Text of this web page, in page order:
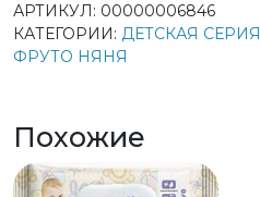
Фруто
Няня
Яблоко
Маракуйя
АРТИКУЛ: 00000006846
КАТЕГОРИИ: ДЕТСКАЯ СЕРИЯ
ФРУТО НЯНЯ
Похожие